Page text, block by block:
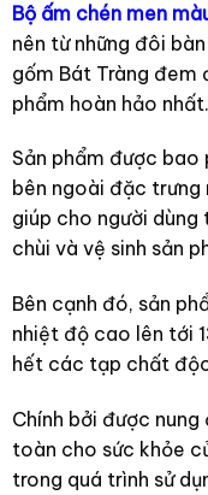
Bộ ấm chén men
nên từ những đôi
gốm Bát Tràng đem
phẩm hoàn hảo nhất.
Sản phẩm được bao
bên ngoài đặc trưng
giúp cho người dùng
chùi và vệ sinh sản
Bên cạnh đó, sản
nhiệt độ cao lên tới
hết các tạp chất
Chính bởi được
toàn cho sức khỏe
trong quá trình sử